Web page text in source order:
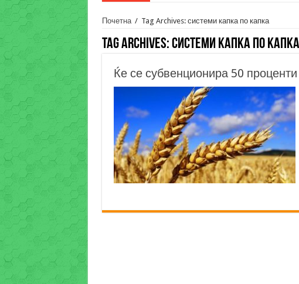
Почетна / Tag Archives: системи капка по капка
Tag Archives:системи капка по капка
Ќе се субвенционира 50